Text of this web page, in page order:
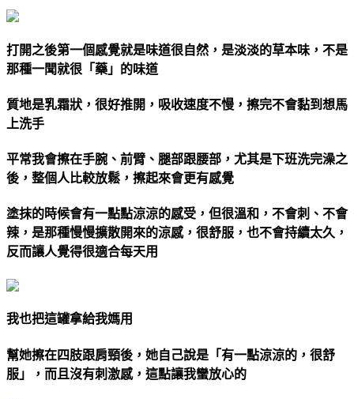
打開之後第一個感覺就是味道很自然，是淡淡的草本味，不是
那種一聞就很「藥」的味道
質地是乳霜狀，很好推開，吸收速度不慢，擦完不會黏到想馬
上洗手
平常我會擦在手腕、前臂、腿部跟腰部，尤其是下班洗完澡之
後，整個人比較放鬆，擦起來會更有感覺
塗抹的時候會有一點點涼涼的感受，但很溫和，不會刺、不會
辣，是那種慢慢擴散開來的涼感，很舒服，也不會持續太久，
反而讓人覺得很適合每天用
我也把這罐拿給我媽用
幫她擦在四肢跟肩頸後，她自己說是「有一點涼涼的，很舒
服」，而且沒有刺激感，這點讓我蠻放心的